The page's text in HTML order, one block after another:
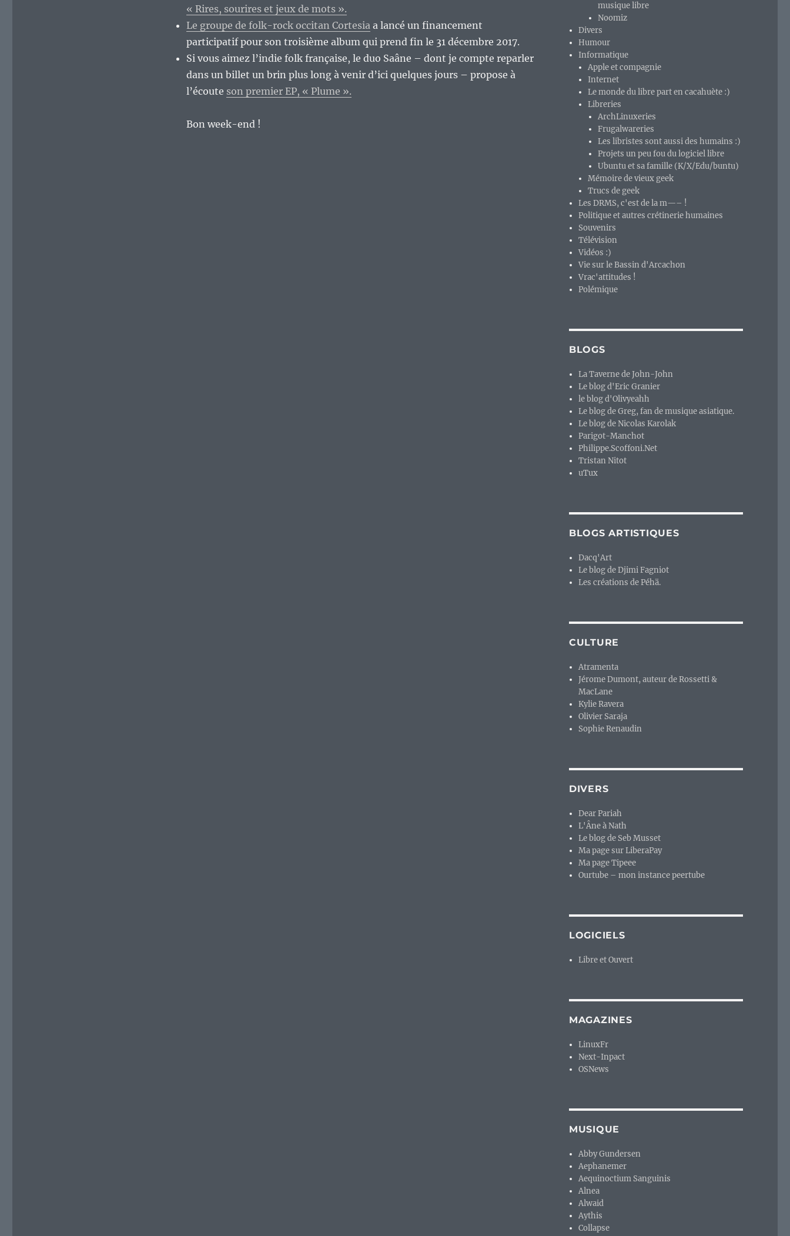
« Rires, sourires et jeux de mots ».
Le groupe de folk-rock occitan Cortesiaa lancé un financement
participatif pour son troisième album qui prend fin le 31 décembre 2017.
Si vous aimez l’indie folk française, le duo Saâne – dont je compte reparler
dans un billet un brin plus long à venir d’ici quelques jours – propose à
l’écoute son premier EP, « Plume ».
Bon week-end !
musique libre
Noomiz
Divers
Humour
Informatique
Apple et compagnie
Internet
Le monde du libre part en cacahuète :)
Libreries
ArchLinuxeries
Frugalwareries
Les libristes sont aussi des humains :)
Projets un peu fou du logiciel libre
Ubuntu et sa famille (K/X/Edu/buntu)
Mémoire de vieux geek
Trucs de geek
Les DRMS, c'est de la m—– !
Politique et autres crétinerie humaines
Souvenirs
Télévision
Vidéos :)
Vie sur le Bassin d'Arcachon
Vrac'attitudes !
Polémique
BLOGS
La Taverne de John-John
Le blog d'Eric Granier
le blog d'Olivyeahh
Le blog de Greg, fan de musique asiatique.
Le blog de Nicolas Karolak
Parigot-Manchot
Philippe.Scoffoni.Net
Tristan Nitot
uTux
BLOGS ARTISTIQUES
Dacq'Art
Le blog de Djimi Fagniot
Les créations de Péhä.
CULTURE
Atramenta
Jérome Dumont, auteur de Rossetti &
MacLane
Kylie Ravera
Olivier Saraja
Sophie Renaudin
DIVERS
Dear Pariah
L'Âne à Nath
Le blog de Seb Musset
Ma page sur LiberaPay
Ma page Tipeee
Ourtube – mon instance peertube
LOGICIELS
Libre et Ouvert
MAGAZINES
LinuxFr
Next-Inpact
OSNews
MUSIQUE
Abby Gundersen
Aephanemer
Aequinoctium Sanguinis
Alnea
Alwaid
Aythis
Collapse